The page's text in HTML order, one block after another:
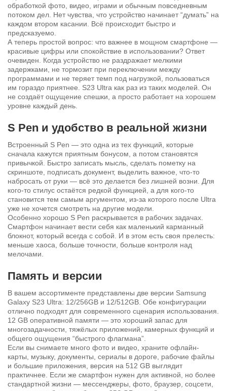
обработкой фото, видео, играми и обычным повседневным
потоком дел. Нет чувства, что устройство начинает “думать” на
каждом втором касании. Всё происходит быстро и
предсказуемо.
А теперь простой вопрос: что важнее в мощном смартфоне —
красивые цифры или спокойствие в использовании? Ответ
очевиден. Когда устройство не раздражает мелкими
задержками, не тормозит при переключении между
программами и не теряет темп под нагрузкой, пользоваться
им гораздо приятнее. S23 Ultra как раз из таких моделей. Он
не создаёт ощущение спешки, а просто работает на хорошем
уровне каждый день.
S Pen и удобство в реальной жизни
Встроенный S Pen — это одна из тех функций, которые
сначала кажутся приятным бонусом, а потом становятся
привычкой. Быстро записать мысль, сделать пометку на
скриншоте, подписать документ, выделить важное, что-то
набросать от руки — всё это делается без лишней возни. Для
кого-то стилус остаётся редкой функцией, а для кого-то
становится тем самым аргументом, из-за которого после Ultra
уже не хочется смотреть на другие модели.
Особенно хорошо S Pen раскрывается в рабочих задачах.
Смартфон начинает вести себя как маленький карманный
блокнот, который всегда с собой. И в этом есть своя прелесть:
меньше хаоса, больше точности, больше контроля над
мелочами.
Память и версии
В вашем ассортименте представлены две версии Samsung
Galaxy S23 Ultra: 12/256GB и 12/512GB. Обе конфигурации
отлично подходят для современного сценария использования.
12 GB оперативной памяти — это хороший запас для
многозадачности, тяжёлых приложений, камерных функций и
общего ощущения “быстрого флагмана”.
Если вы снимаете много фото и видео, храните офлайн-
карты, музыку, документы, сериалы в дороге, рабочие файлы
и большие приложения, версия на 512 GB выглядит
практичнее. Если же смартфон нужен для активной, но более
стандартной жизни — мессенджеры, фото, браузер, соцсети,